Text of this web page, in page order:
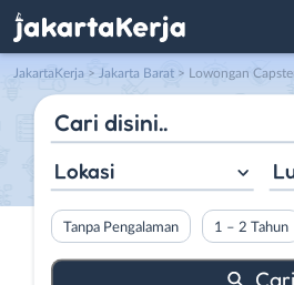
JakartaKerja > Jakarta Barat > Lowongan
Lokasi
Tanpa Pengalaman 1 – 2 Tahun